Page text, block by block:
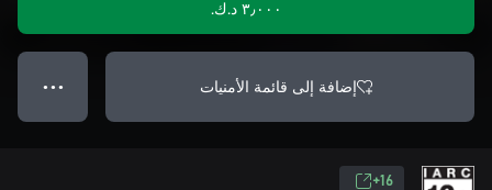
٣٫٠٠٠ د.ك.‏
إضافة إلى قائمة الأمنيات ● ● ●
16+